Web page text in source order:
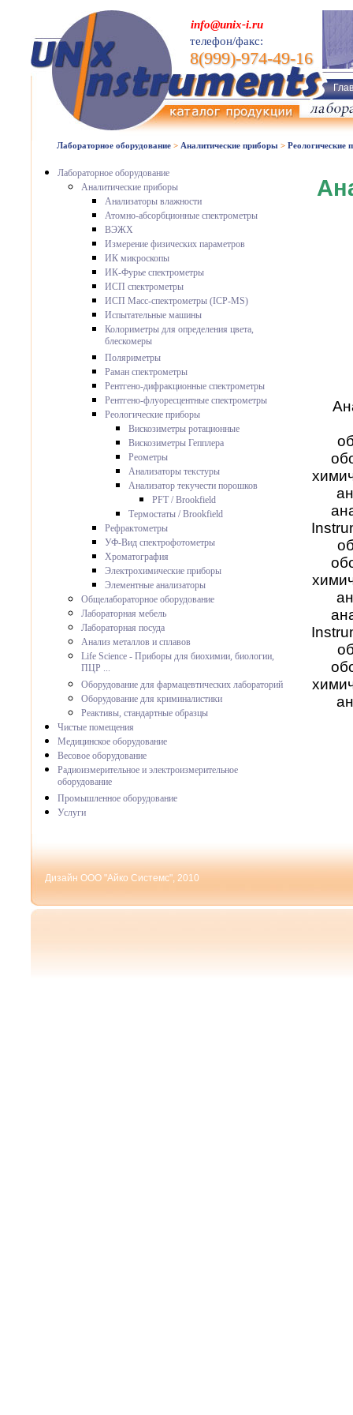
info@unix-i.ru
телефон/факс:
8(999)-974-49-16
Лабораторное оборудование > Аналитические приборы > Реологические
Лабораторное оборудование
Аналитические приборы
Анализаторы влажности
Атомно-абсорбционные спектрометры
ВЭЖХ
Измерение физических параметров
ИК микроскопы
ИК-Фурье спектрометры
ИСП спектрометры
ИСП Масс-спектрометры (ICP-MS)
Испытательные машины
Колориметры для определения цвета,
блескомеры
Поляриметры
Раман спектрометры
Рентгено-дифракционные спектрометры
Рентгено-флуоресцентные спектрометры
Реологические приборы
Вискозиметры ротационные
Вискозиметры Гепплера
Реометры
Анализаторы текстуры
Анализатор текучести порошков
PFT / Brookfield
Термостаты / Brookfield
Рефрактометры
УФ-Вид спектрофотометры
Хроматография
Электрохимические приборы
Элементные анализаторы
Общелабораторное оборудование
Лабораторная мебель
Лабораторная посуда
Анализ металлов и сплавов
Life Science - Приборы для биохимии, биологии,
ПЦР ...
Оборудование для фармацевтических лабораторий
Оборудование для криминалистики
Реактивы, стандартные образцы
Чистые помещения
Медицинское оборудование
Весовое оборудование
Радиоизмерительное и электроизмерительное
оборудование
Промышленное оборудование
Услуги
Дизайн ООО "Айко Системс", 2010